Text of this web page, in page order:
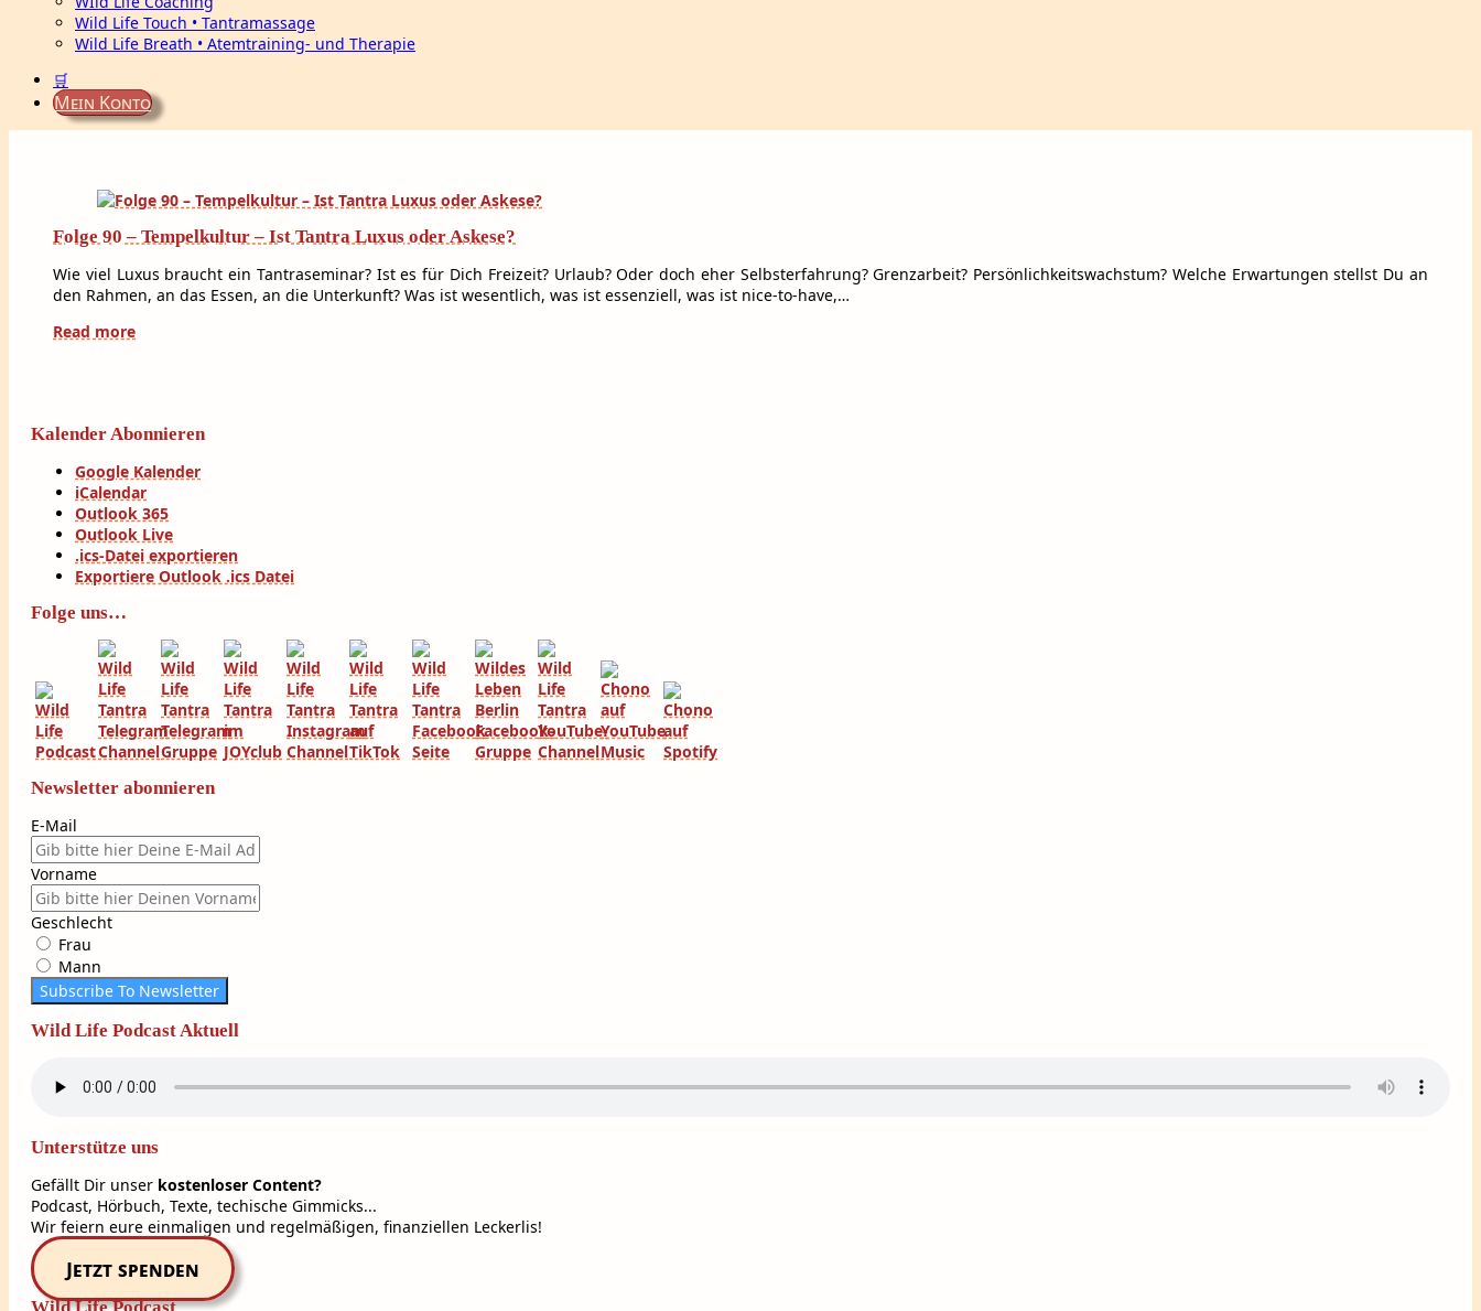
Wild Life Touch • Tantramassage
Wild Life Breath • Atemtraining- und Therapie
🛒
Mein Konto
Folge 90 – Tempelkultur – Ist Tantra Luxus oder Askese?
Wie viel Luxus braucht ein Tantraseminar? Ist es für Dich Freizeit? Urlaub? Oder doch eher Selbsterfahrung? Grenzarbeit? Persönlichkeitswachstum? Welche Erwartungen stellst Du an
den Rahmen, an das Essen, an die Unterkunft? Was ist wesentlich, was ist essenziell, was ist nice-to-have,…
Read more
Kalender Abonnieren
Google Kalender
iCalendar
Outlook 365
Outlook Live
.ics-Datei exportieren
Exportiere Outlook .ics Datei
Folge uns…
Newsletter abonnieren
E-Mail
Vorname
Geschlecht
Frau
Mann
Subscribe To Newsletter
Wild Life Podcast Aktuell
Unterstütze uns
Gefällt Dir unser kostenloser Content?
Podcast, Hörbuch, Texte, techische Gimmicks...
Wir feiern eure einmaligen und regelmäßigen, finanziellen Leckerlis!
Jetzt spenden
Wild Life Podcast